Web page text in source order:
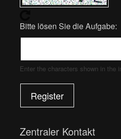
Bitte lösen Sie die Aufgabe:
Enter the characters shown in the
Register
Zentraler Kontakt